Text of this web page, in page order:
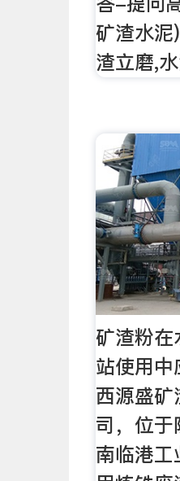
矿渣水泥
渣立磨,
矿渣粉在
站使用
西源盛
司，位
南临港